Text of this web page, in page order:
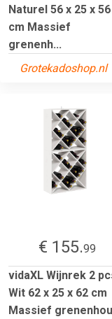
Naturel 56 x 25 x 56
cm Massief
grenenh...
Grotekadoshop.nl
€ 155.99
vidaXL Wijnrek 2
Wit 62 x 25 x 62 cm
Massief